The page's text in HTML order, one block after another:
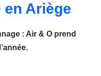
Ariège
: Air & O prend